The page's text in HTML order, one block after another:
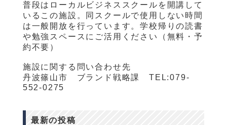
普段はローカルビジネススクールを開講して
いるこの施設。同スクールで使用しない時間
は一般開放を行っています。学校帰りの読書
や勉強スペースにご活用ください（無料・予
約不要）
施設に関する問い合わせ先
丹波篠山市 ブランド戦略課 TEL:079-
552-0275
最新の投稿